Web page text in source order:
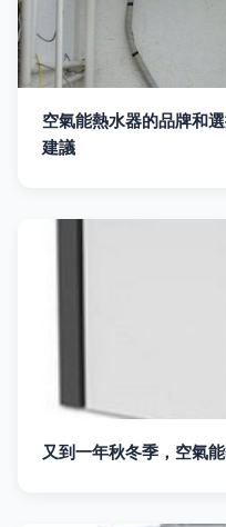
空氣能熱水器的品牌和
建議
又到一年秋冬季，空氣